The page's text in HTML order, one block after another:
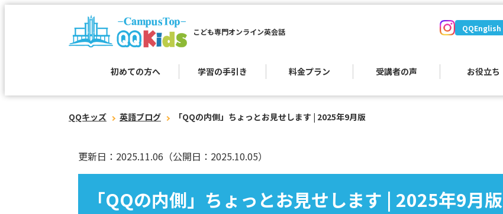
こども専門オンライン英会話
初めての方へ 学習の手引き 料金プラン 受講者の声 お役立ち
QQEnglish
QQキッズ 英語ブログ 「QQの内側」ちょっとお見せします | 2025年9月版
更新日：2025.11.06 （公開日：2025.10.05）
「QQの内側」ちょっとお見せします | 2025年9月版